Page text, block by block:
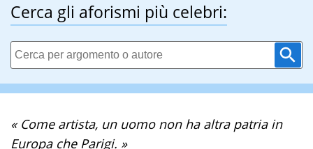
Cerca gli aforismi più celebri:
« Come artista, un uomo non ha altra patria in
Europa che Parigi. »